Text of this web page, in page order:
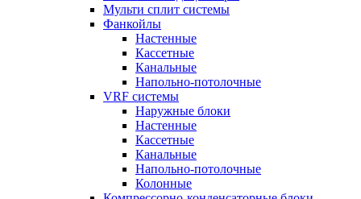
Мульти сплит системы
Фанкойлы
Настенные
Кассетные
Канальные
Напольно-потолочные
VRF системы
Наружные блоки
Настенные
Кассетные
Канальные
Напольно-потолочные
Колонные